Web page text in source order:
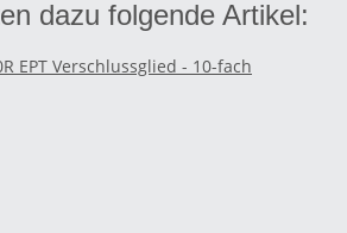
dazu folgende Artikel: